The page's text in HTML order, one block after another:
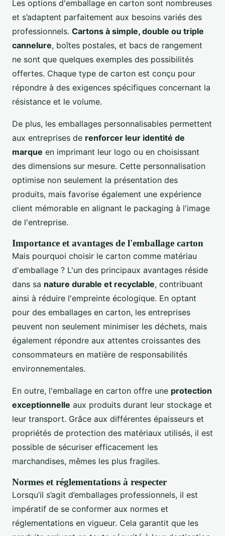
Les options d'emballage en carton sont nombreuses
et s’adaptent parfaitement aux besoins variés des
professionnels. Cartons à simple, double ou triple
cannelure, boîtes postales, et bacs de rangement
ne sont que quelques exemples des possibilités
offertes. Chaque type de carton est conçu pour
répondre à des exigences spécifiques concernant la
résistance et le volume.
De plus, les emballages personnalisables permettent
aux entreprises de renforcer leur identité de
marque en imprimant leur logo ou en choisissant
des dimensions sur mesure. Cette personnalisation
optimise non seulement la présentation des
produits, mais favorise également une expérience
client mémorable en alignant le packaging à l'image
de l'entreprise.
Importance et avantages de l'emballage carton
Mais pourquoi choisir le carton comme matériau
d'emballage ? L'un des principaux avantages réside
dans sa nature durable et recyclable, contribuant
ainsi à réduire l'empreinte écologique. En optant
pour des emballages en carton, les entreprises
peuvent non seulement minimiser les déchets, mais
également répondre aux attentes croissantes des
consommateurs en matière de responsabilités
environnementales.
En outre, l'emballage en carton offre une protection
exceptionnelle aux produits durant leur stockage et
leur transport. Grâce aux différentes épaisseurs et
propriétés de protection des matériaux utilisés, il est
possible de sécuriser efficacement les
marchandises, mêmes les plus fragiles.
Normes et réglementations à respecter
Lorsqu’il s’agit d’emballages professionnels, il est
impératif de se conformer aux normes et
réglementations en vigueur. Cela garantit que les